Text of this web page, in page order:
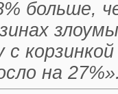
больше,
с
на